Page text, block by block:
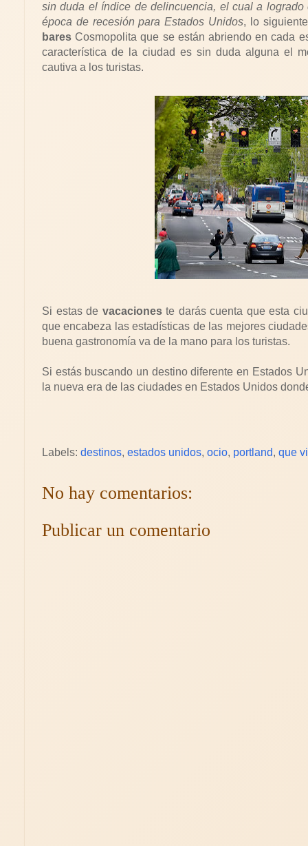
sin duda el índice de delincuencia, el cual a
época de recesión para Estados Unidos, lo
bares Cosmopolita que se están abriendo en cada
característica de la ciudad es sin duda alguna el
cautiva a los turistas.
Si estas de vacaciones te darás cuenta que esta
que encabeza las estadísticas de las mejores
buena gastronomía va de la mano para los turistas.
Si estás buscando un destino diferente en Estados
la nueva era de las ciudades en Estados Unidos
Labels: destinos, estados unidos, ocio, portland, que
No hay comentarios:
Publicar un comentario